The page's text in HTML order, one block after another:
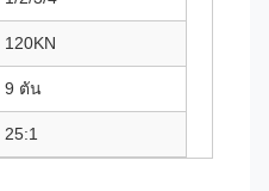
120KN
9 ตัน
25:1